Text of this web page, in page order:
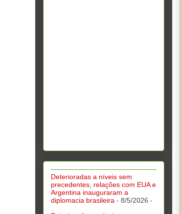
Deterioradas a níveis sem
precedentes, relações com EUA e
Argentina inauguraram a
diplomacia brasileira - 8/5/2026 -